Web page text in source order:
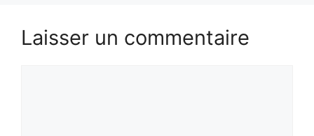
Laisser un commentaire